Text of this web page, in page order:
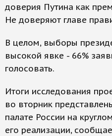
доверия Путина как
Не доверяют главе
В целом, выборы
высокой явке - 66%
голосовать.
Итоги исследования
во вторник
палате России на
его реализации,